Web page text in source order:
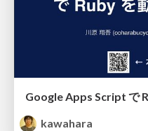
Google Apps Script で
kawahara